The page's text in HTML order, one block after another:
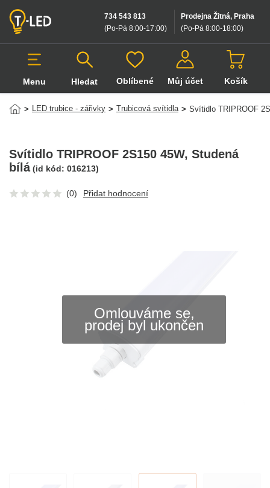
Prodejna Žitná, Praha
(Po-Pá 8:00-18:00)
734 543 813
(Po-Pá 8:00-17:00)
Menu Hledat
Hledat v produktech
Oblíbené Můj účet Košík
> LED trubice - zářivky > Trubicová svítidla > Svítidlo TRIPROOF
Omlouváme se,
prodej byl ukončen
Svítidlo TRIPROOF 2S150 45W, Studená
bílá (id kód: 016213)
(0) Přidat hodnocení